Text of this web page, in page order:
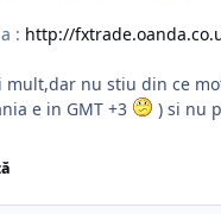
: http://
mult,dar nu stiu din ce
e in GMT +3
) si nu